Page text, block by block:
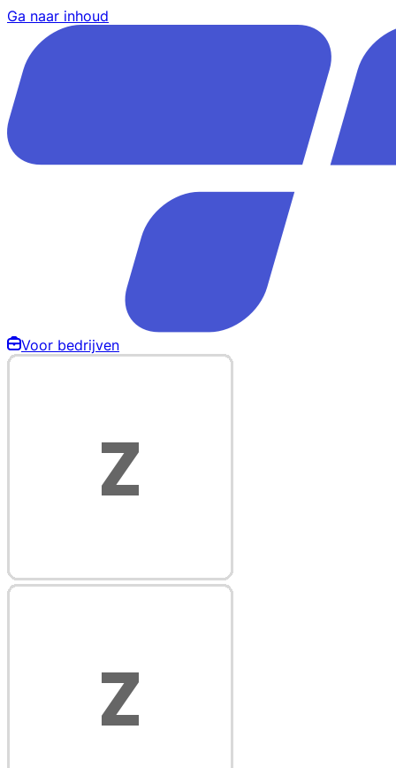
Ga naar inhoud
Voor bedrijven